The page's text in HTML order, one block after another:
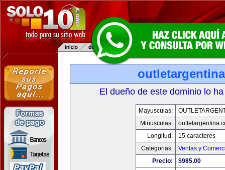
El dueño de este dominio lo
Mayusculas:
Minusculas:
Longitud:
15 caracteres
Categorias:
Ventas y
Precio:
$985.00